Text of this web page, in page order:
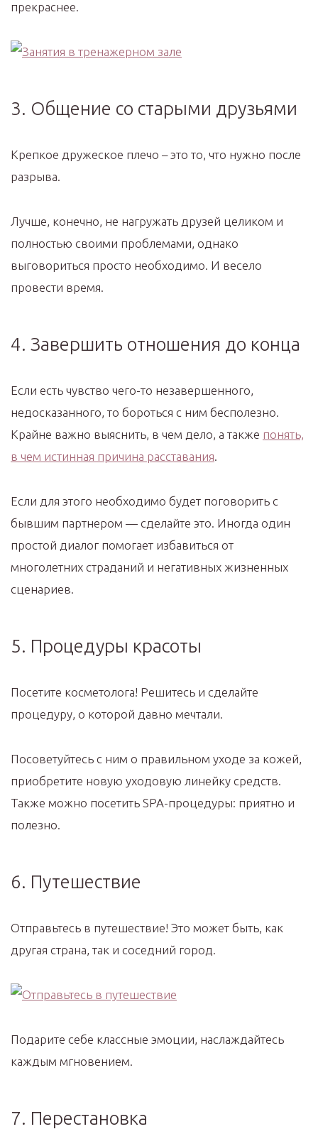
прекраснее.
3. Общение со старыми друзьями
Крепкое дружеское плечо – это то, что нужно после
разрыва.
Лучше, конечно, не нагружать друзей целиком и
полностью своими проблемами, однако
выговориться просто необходимо. И весело
провести время.
4. Завершить отношения до конца
Если есть чувство чего-то незавершенного,
недосказанного, то бороться с ним бесполезно.
Крайне важно выяснить, в чем дело, а также понять,
в чем истинная причина расставания.
Если для этого необходимо будет поговорить с
бывшим партнером — сделайте это. Иногда один
простой диалог помогает избавиться от
многолетних страданий и негативных жизненных
сценариев.
5. Процедуры красоты
Посетите косметолога! Решитесь и сделайте
процедуру, о которой давно мечтали.
Посоветуйтесь с ним о правильном уходе за кожей,
приобретите новую уходовую линейку средств.
Также можно посетить SPA-процедуры: приятно и
полезно.
6. Путешествие
Отправьтесь в путешествие! Это может быть, как
другая страна, так и соседний город.
Подарите себе классные эмоции, наслаждайтесь
каждым мгновением.
7. Перестановка